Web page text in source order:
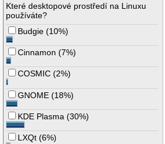
Které desktopové prostředí na Linuxu
používáte?
Budgie (10%)
Cinnamon (7%)
COSMIC (2%)
GNOME (18%)
KDE Plasma (30%)
LXQt (6%)